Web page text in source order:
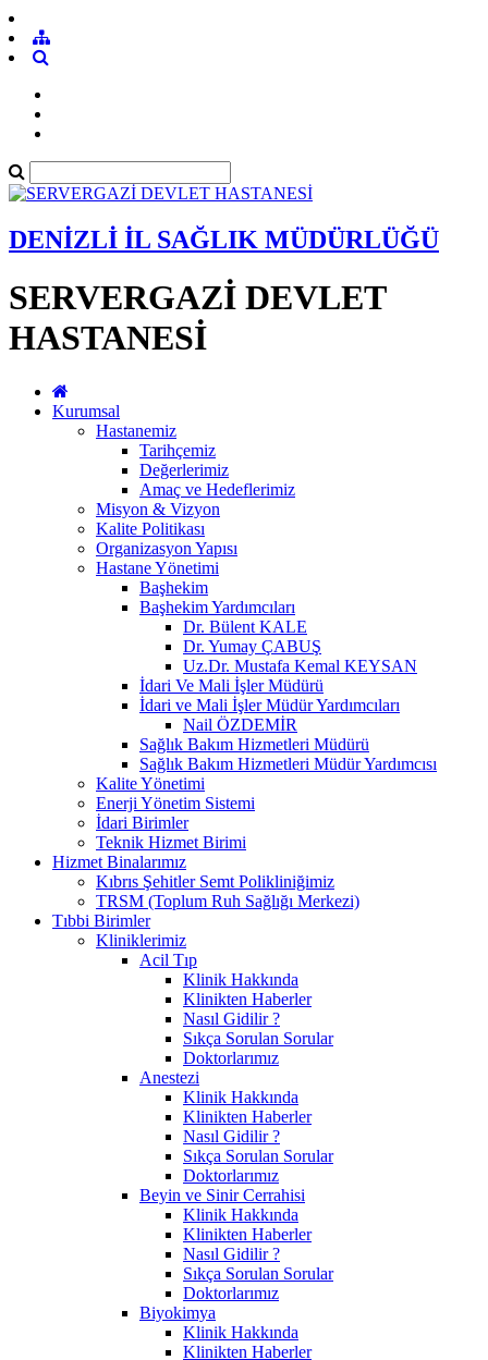
DENİZLİ İL SAĞLIK MÜDÜRLÜĞÜ
SERVERGAZİ DEVLET
HASTANESİ
Kurumsal
Hastanemiz
Tarihçemiz
Değerlerimiz
Amaç ve Hedeflerimiz
Misyon & Vizyon
Kalite Politikası
Organizasyon Yapısı
Hastane Yönetimi
Başhekim
Başhekim Yardımcıları
Dr. Bülent KALE
Dr. Yumay ÇABUŞ
Uz.Dr. Mustafa Kemal KEYSAN
İdari Ve Mali İşler Müdürü
İdari ve Mali İşler Müdür Yardımcıları
Nail ÖZDEMİR
Sağlık Bakım Hizmetleri Müdürü
Sağlık Bakım Hizmetleri Müdür Yardımcısı
Kalite Yönetimi
Enerji Yönetim Sistemi
İdari Birimler
Teknik Hizmet Birimi
Hizmet Binalarımız
Kıbrıs Şehitler Semt Polikliniğimiz
TRSM (Toplum Ruh Sağlığı Merkezi)
Tıbbi Birimler
Kliniklerimiz
Acil Tıp
Klinik Hakkında
Klinikten Haberler
Nasıl Gidilir ?
Sıkça Sorulan Sorular
Doktorlarımız
Anestezi
Klinik Hakkında
Klinikten Haberler
Nasıl Gidilir ?
Sıkça Sorulan Sorular
Doktorlarımız
Beyin ve Sinir Cerrahisi
Klinik Hakkında
Klinikten Haberler
Nasıl Gidilir ?
Sıkça Sorulan Sorular
Doktorlarımız
Biyokimya
Klinik Hakkında
Klinikten Haberler